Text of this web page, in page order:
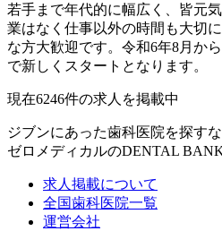
若手まで年代的に幅広く、皆元
業はなく仕事以外の時間も大切
な方大歓迎です。令和6年8月か
で新しくスタートとなります。
現在6246件の求人を掲載中
ジブンにあった歯科医院を探す
ゼロメディカルのDENTAL
求人掲載について
全国歯科医院一覧
運営会社